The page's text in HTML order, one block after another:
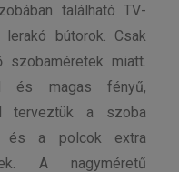
található TV-
bútorok. Csak
miatt.
és magas fényű,
terveztük a szoba
és a polcok extra
A nagyméretű